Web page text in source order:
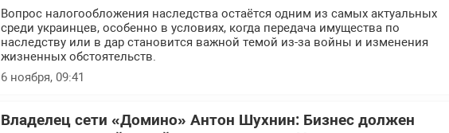
Вопрос налогообложения наследства остаётся одним из самых актуальных
среди украинцев, особенно в условиях, когда передача имущества по
наследству или в дар становится важной темой из-за войны и изменения
жизненных обстоятельств.
6 ноября, 09:41
Владелец сети «Домино» Антон Шухнин: Бизнес должен